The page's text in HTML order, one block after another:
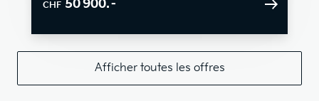
CHF 50 900.–
Afficher toutes les offres